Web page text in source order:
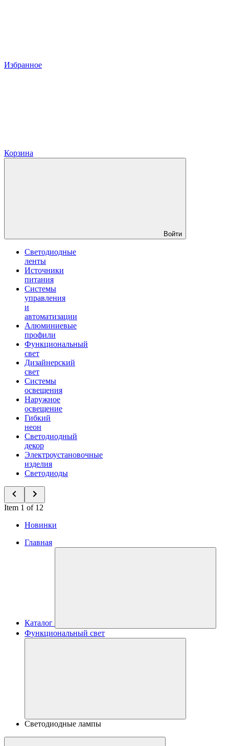
Избранное
Корзина
Войти
Светодиодные
ленты
Источники
питания
Системы
управления
и
автоматизации
Алюминиевые
профили
Функциональный
свет
Дизайнерский
свет
Системы
освещения
Наружное
освещение
Гибкий
неон
Светодиодный
декор
Электроустановочные
изделия
Светодиоды
Item 1 of 12
Новинки
Главная
Каталог
Функциональный свет
Светодиодные лампы